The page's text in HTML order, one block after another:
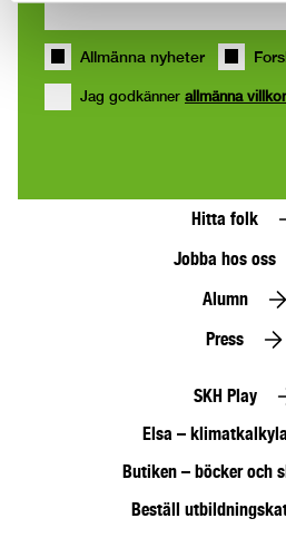
Allmänna nyheter
Jag godkänner allmänna villkor
Hitta folk
Jobba hos oss
Alumn
Press
SKH Play
Elsa –
Butiken – böcker och
Beställ